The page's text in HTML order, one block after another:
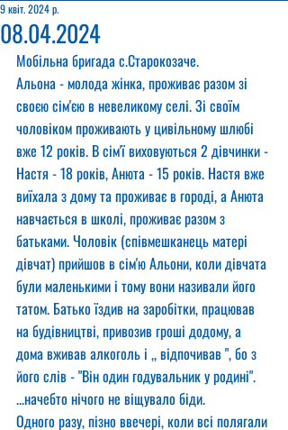
08.04.2024
9 квіт. 2024 р.
Мобільна бригада с.Старокозаче.
Альона - молода жінка, проживає разом зі
своєю сім'єю в невеликому селі. Зі своїм
чоловіком проживають у цивільному шлюбі
вже 12 років. В сім'ї виховуються 2 дівчинки -
Настя - 18 років, Анюта - 15 років. Настя вже
виїхала з дому та проживає в городі, а Анюта
навчається в школі, проживає разом з
батьками. Чоловік (співмешканець матері
дівчат) прийшов в сім'ю Альони, коли дівчата
були маленькими і тому вони називали його
татом. Батько їздив на заробітки, працював
на будівництві, привозив гроші додому, а
дома вживав алкоголь і ,, відпочивав ", бо з
його слів - "Він один годувальник у родині".
...начебто нічого не віщувало біди.
Одного разу, пізно ввечері, коли всі полягали